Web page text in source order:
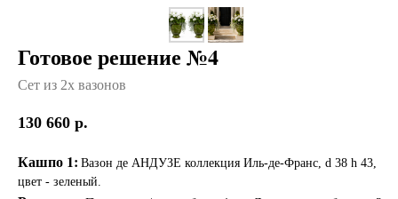
Готовое решение №4
Сет из 2х вазонов
130 660 р.
Кашпо 1: Вазон де АНДУЗЕ коллекция Иль-де-Франс, d 38 h 43,
цвет - зеленый.